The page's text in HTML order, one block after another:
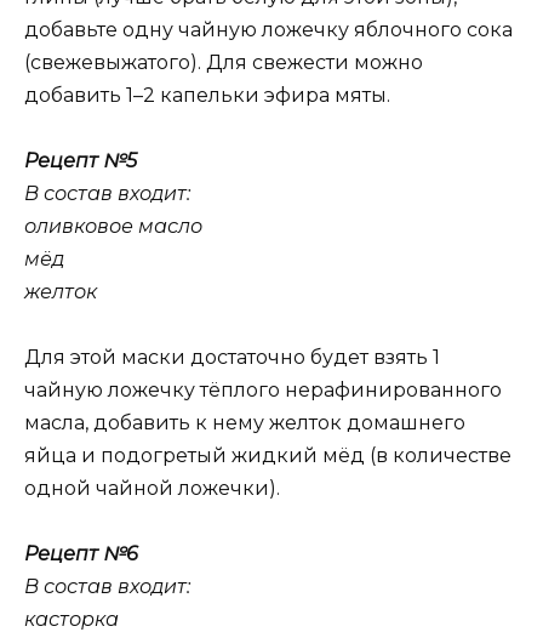
добавьте одну чайную ложечку яблочного сока
(свежевыжатого). Для свежести можно
добавить 1–2 капельки эфира мяты.
Рецепт №5
В состав входит:
оливковое масло
мёд
желток
Для этой маски достаточно будет взять 1
чайную ложечку тёплого нерафинированного
масла, добавить к нему желток домашнего
яйца и подогретый жидкий мёд (в количестве
одной чайной ложечки).
Рецепт №6
В состав входит:
касторка